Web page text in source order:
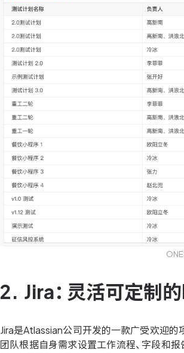
2. Jira：灵活可定制
Jira是Atlassian公司开发的一款广受欢迎的
团队根据自身需求设置工作流程、字段和